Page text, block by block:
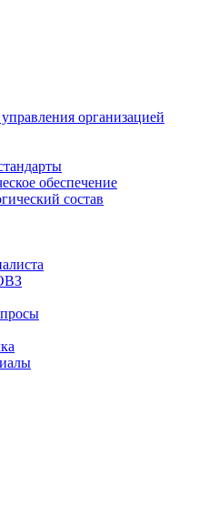
организацией
обеспечение
состав